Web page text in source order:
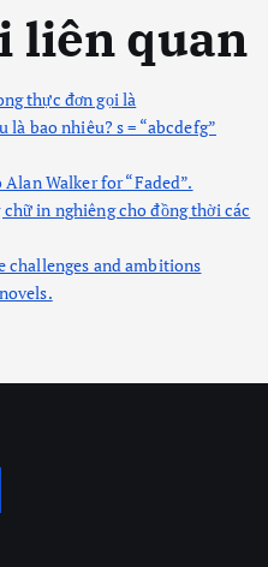
liên quan
thực đơn gọi là
là bao nhiêu? s = “abcdefg”
Walker for “Faded”.
chữ in nghiêng cho đồng thời các
challenges and ambitions